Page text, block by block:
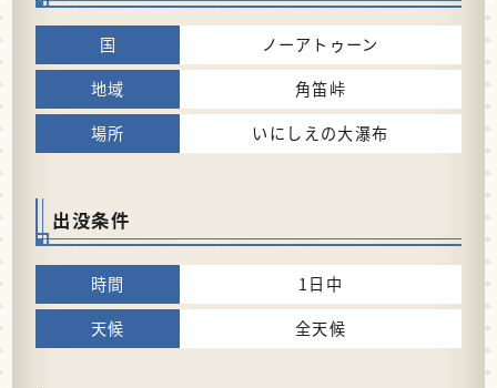
ノーアトゥーン
角笛峠
いにしえの大瀑布
出没条件
1日中
全天候